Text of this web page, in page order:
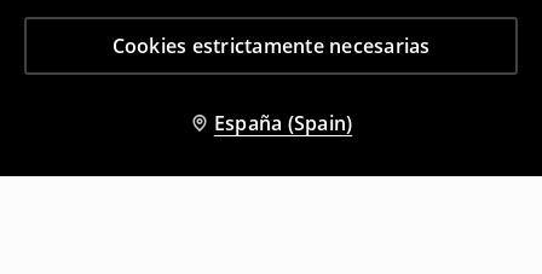
Cookies estrictamente necesarias
España (Spain)